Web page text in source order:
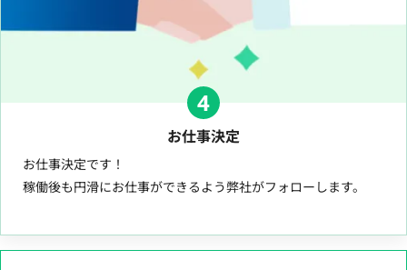
4
お仕事決定
お仕事決定です！
稼働後も円滑にお仕事ができるよう弊社がフォローします。